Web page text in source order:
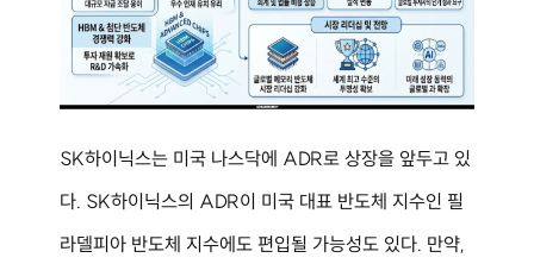
SK하이닉스는 미국 나스닥에 ADR로 상장을 앞두고 있
다. SK하이닉스의 ADR이 미국 대표 반도체 지수인 필
라델피아 반도체 지수에도 편입될 가능성도 있다. 만약,